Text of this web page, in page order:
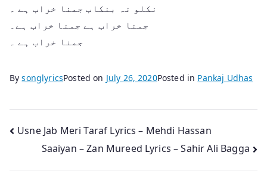
نکلو نہ بنکاب جمنا خراب ہے ۔
جمنا خراب ہے جمنا خراب ہے۔
جمنا خراب ہے ۔
BysonglyricsPosted on July 26, 2020Posted in Pankaj Udhas
Post
navigation
Usne Jab Meri Taraf Lyrics – Mehdi Hassan
Saaiyan – Zan Mureed Lyrics – Sahir Ali Bagga